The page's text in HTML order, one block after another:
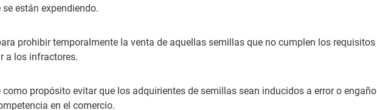
están expendiendo.
prohibir temporalmente la venta de aquellas semillas que no cumplen los requisitos
a los infractores.
propósito evitar que los adquirientes de semillas sean inducidos a error o engaño
en el comercio.